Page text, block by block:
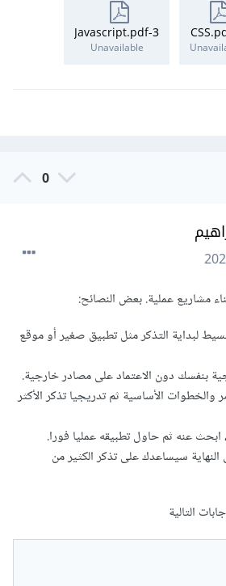
3-Javascript.pdf
Unavailable
0
مشاريع عملية. بعض النصائح:
لبداية التذكر مثل تطبيق صغير أو موقع
بنفسك دون الاعتماد على مصادر خارجية.
والخطوات الأساسية ثم تدريجيا تذكر الأكثر
ابحث عنه ثم حاول تطبيقه عمليا فورا.
سيساعدك على تذكر الكثير من
التالية